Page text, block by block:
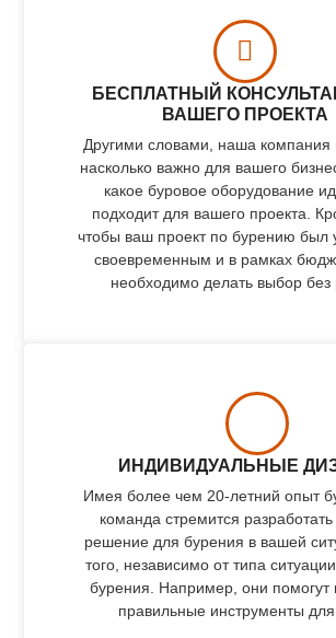
БЕСПЛАТНЫЙ
ВАШЕГО ПРОЕКТА
Другими словами, наша компания
насколько важно для вашего
какое буровое оборудование
подходит для вашего проекта.
чтобы ваш проект по бурению был
своевременным и в рамках
необходимо делать выбор без
ИНДИВИДУАЛЬНЫЕ
Имея более чем 20-летний опыт
команда стремится
решение для бурения в вашей
того, независимо от типа
бурения. Например, они помогут
правильные инструменты